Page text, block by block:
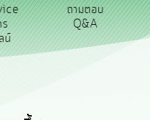
น์
ถามตอบ
Q&A